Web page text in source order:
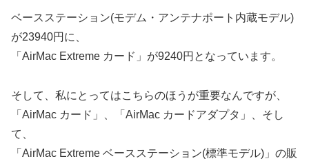
ベースステーション(モデム・アンテナポート内蔵モデル)
が23940円に、
「AirMac Extreme カード」が9240円となっています。
そして、私にとってはこちらのほうが重要なんですが、
「AirMac カード」、「AirMac カードアダプタ」、そし
て、
「AirMac Extreme ベースステーション(標準モデル)」の販